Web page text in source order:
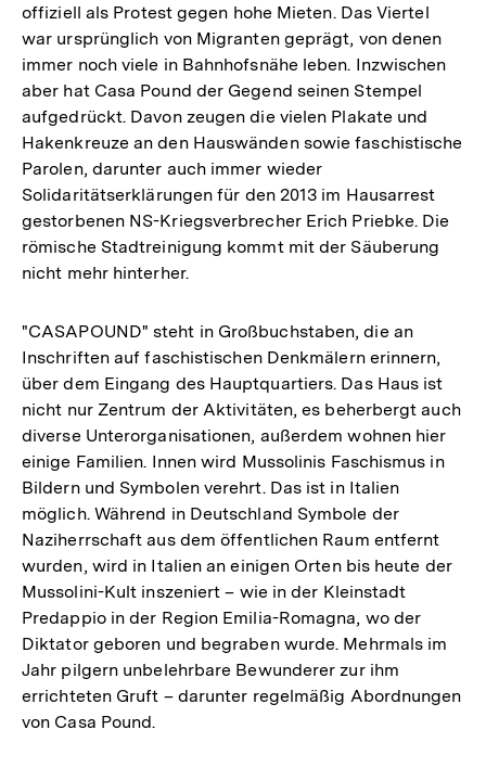
offiziell als Protest gegen hohe Mieten. Das Viertel
war ursprünglich von Migranten geprägt, von denen
immer noch viele in Bahnhofsnähe leben. Inzwischen
aber hat Casa Pound der Gegend seinen Stempel
aufgedrückt. Davon zeugen die vielen Plakate und
Hakenkreuze an den Hauswänden sowie faschistische
Parolen, darunter auch immer wieder
Solidaritätserklärungen für den 2013 im Hausarrest
gestorbenen NS-Kriegsverbrecher Erich Priebke. Die
römische Stadtreinigung kommt mit der Säuberung
nicht mehr hinterher.
"CASAPOUND" steht in Großbuchstaben, die an
Inschriften auf faschistischen Denkmälern erinnern,
über dem Eingang des Hauptquartiers. Das Haus ist
nicht nur Zentrum der Aktivitäten, es beherbergt auch
diverse Unterorganisationen, außerdem wohnen hier
einige Familien. Innen wird Mussolinis Faschismus in
Bildern und Symbolen verehrt. Das ist in Italien
möglich. Während in Deutschland Symbole der
Naziherrschaft aus dem öffentlichen Raum entfernt
wurden, wird in Italien an einigen Orten bis heute der
Mussolini-Kult inszeniert – wie in der Kleinstadt
Predappio in der Region Emilia-Romagna, wo der
Diktator geboren und begraben wurde. Mehrmals im
Jahr pilgern unbelehrbare Bewunderer zur ihm
errichteten Gruft – darunter regelmäßig Abordnungen
von Casa Pound.